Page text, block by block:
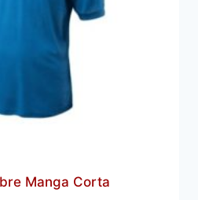
Manga Corta